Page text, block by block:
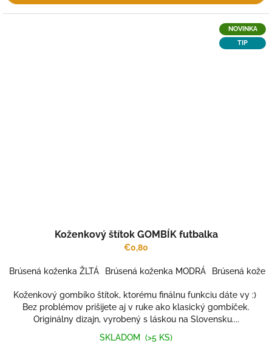
NOVINKA
TIP
Koženkový štítok GOMBÍK futbalka
€0,80
Brúsená koženka ŽLTÁ Brúsená koženka MODRÁ Brúsená
Koženkový gombíko štítok, ktorému finálnu funkciu dáte vy :)
Bez problémov prišijete aj v ruke ako klasický gombíček.
Originálny dizajn, vyrobený s láskou na Slovensku....
SKLADOM (>5 KS)